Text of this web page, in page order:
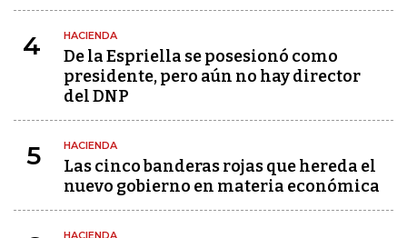
4 HACIENDA
De la Espriella se posesionó como
presidente, pero aún no hay director
del DNP
5 HACIENDA
Las cinco banderas rojas que hereda el
nuevo gobierno en materia económica
HACIENDA